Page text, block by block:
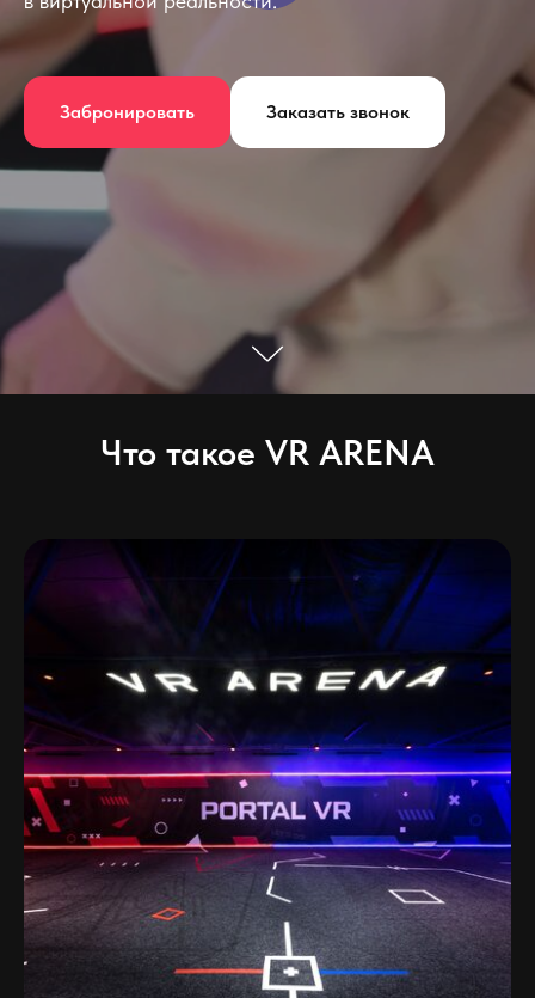
Забронировать Заказать звонок
Что такое VR ARENA